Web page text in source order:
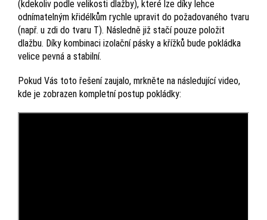
(kdekoliv podle velikosti dlažby), které lze díky lehce
odnímatelným křidélkům rychle upravit do požadovaného tvaru
(např. u zdi do tvaru T). Následně již stačí pouze položit
dlažbu. Díky kombinaci izolační pásky a křížků bude pokládka
velice pevná a stabilní.
Pokud Vás toto řešení zaujalo, mrkněte na následující video,
kde je zobrazen kompletní postup pokládky: